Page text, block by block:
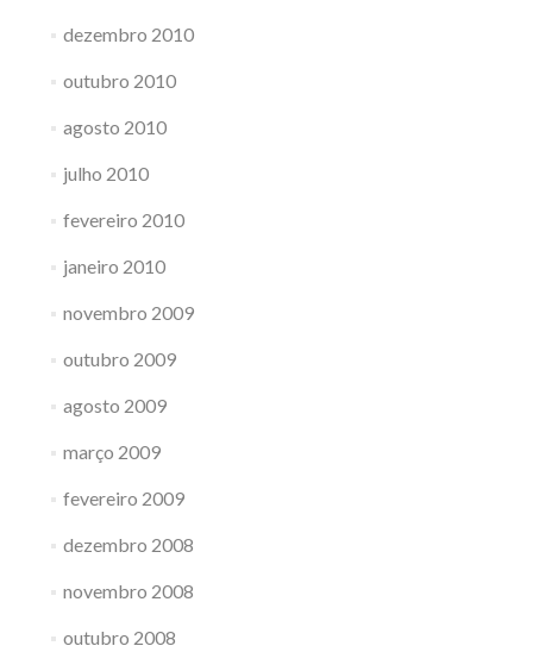
dezembro 2010
outubro 2010
agosto 2010
julho 2010
fevereiro 2010
janeiro 2010
novembro 2009
outubro 2009
agosto 2009
março 2009
fevereiro 2009
dezembro 2008
novembro 2008
outubro 2008